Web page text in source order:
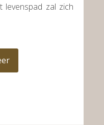
levenspad zal zich